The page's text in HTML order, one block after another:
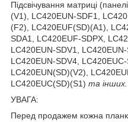
Підсвічування матриці
(V1), LC420EUN-SDF1,
(F2), LC420EUF(SD)(A1),
SDA1, LC420EUF-SDPX,
LC420EUN-SDV1,
LC420EUN-SDV4,
LC420EUN(SD)(V2),
LC420EUC(SD)(S1) та інших.
УВАГА:
Перед продажем кожна